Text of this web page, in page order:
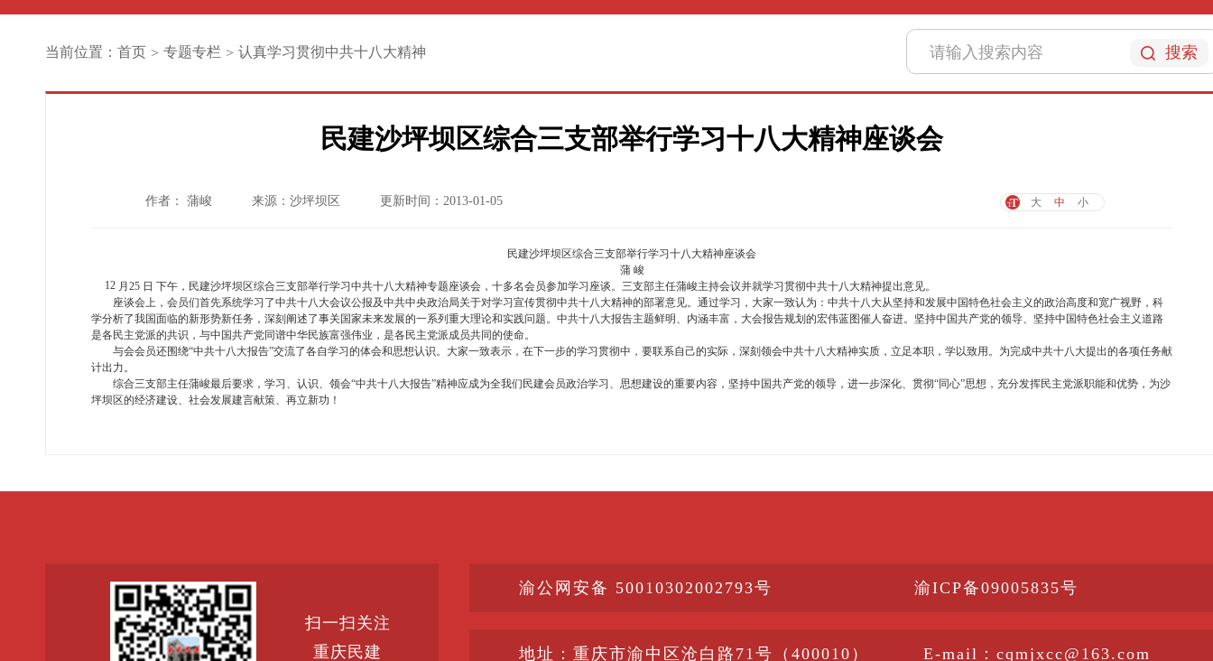
搜索
当前位置： 首页 > 专题专栏 > 认真学习贯彻中共十八大精神
民建沙坪坝区综合三支部举行学习十八大精神座谈会
作者： 蒲峻 来源：沙坪坝区 更新时间：2013-01-05 大 中 小
民建沙坪坝区综合三支部举行学习十八大精神座谈会
蒲 峻
12 月25 日 下午，民建沙坪坝区综合三支部举行学习 中共十八大精神专题座谈会，十多名会员参加学习座谈。三支部主任蒲峻主持会议并就学习贯彻中共十八大精神提出意见。
座谈会上，会员们首先系统学习了中共十八大会议公报及中共中央政治局关于对学习宣传贯彻中共十八大精神的部署意见。通过学习，大家一致认为：中共十八大从坚持和发展中国特色社会主义的政治高度和宽广视野，科
学分析了我国面临的新形势新任务，深刻阐述了事关国家未来发展的一系列重大理论和实践问题。中共十八大报告主题鲜明、内涵丰富，大会报告规划的宏伟蓝图催人奋进。坚持中国共产党的领导、坚持中国特色社会主义道路
是各民主党派的共识，与中国共产党同谱中华民族富强伟业，是各民主党派成员共同的使命。
与会会员还围绕“中共十八大报告”交流了各自学习的体会和思想认识。大家一致表示，在下一步的学习贯彻中，要联系自己的实际，深刻领会中共十八大精神实质，立足本职，学以致用。为完成中共十八大提出的各项任务献
计出力。
综合三支部主任蒲峻最后要求，学习、认识、领会“中共十八大报告”精神应成为全我们民建会员政治学习、思想建设的重要内容，坚持中国共产党的领导，进一步深化、贯彻“同心”思想，充分发挥民主党派职能和优势，为沙
坪坝区的经济建设、社会发展建言献策、再立新功！
扫一扫关注
重庆民建
渝公网安备 50010302002793号 渝ICP备09005835号
地址：重庆市渝中区沧白路71号（400010） E-mail：cqmjxcc@163.com